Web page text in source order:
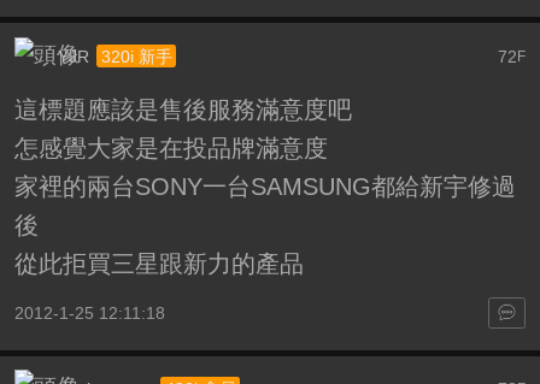
72 F
YJR 320i 新手
這標題應該是售後服務滿意度吧
怎感覺大家是在投品牌滿意度
家裡的兩台SONY一台SAMSUNG都給新宇修過
後
從此拒買三星跟新力的產品
2012-1-25 12:11:18